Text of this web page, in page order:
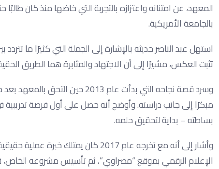
المعهد، عن امتنانه واعتزازه بالتجربة التي خاضها منذ كان
بالجامعة الأمريكية.
استهل عبد الناصر حديثه بالإشارة إلى الجملة التي كثيرًا ما
تثبت العكس، مشيرًا إلى أن الاجتهاد والمثابرة هما الطريق
وسرد قصة نجاحه التي بدأت عام
مبكرًا إلى جانب دراسته. وأوضح أنه حصل على أول فرصة
بساطته – بداية لتحقيق حلمه.
وأشار إلى أنه مع تخرجه عام 2017
الإعلام الرقمي بموقع “مصراوي”، ثم تأسيس مشروعه الخاص،